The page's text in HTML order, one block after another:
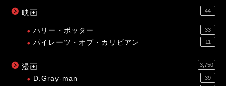
映画 44
ハリー・ポッター 33
パイレーツ・オブ・カリビアン 11
漫画 3,750
D.Gray-man 39